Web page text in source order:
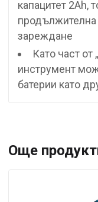
капацитет 2Ah,
зареждане
Като част от
инструмент
батерии като
Още